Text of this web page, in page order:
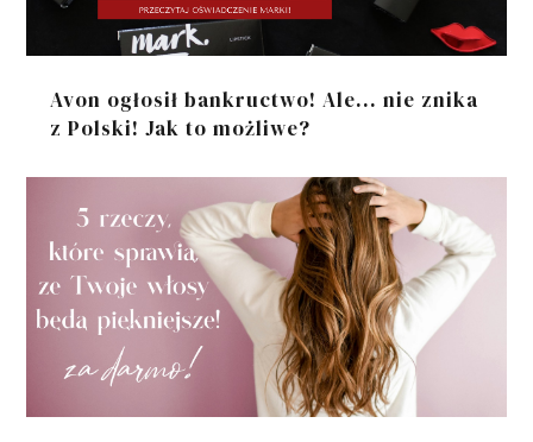
Avon ogłosił bankructwo! Ale... nie znika
z Polski! Jak to możliwe?